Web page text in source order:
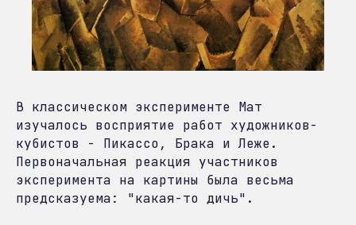
В классическом эксперименте Мат
изучалось восприятие работ художников-
кубистов - Пикассо, Брака и Леже.
Первоначальная реакция участников
эксперимента на картины была весьма
предсказуема: "какая-то дичь".